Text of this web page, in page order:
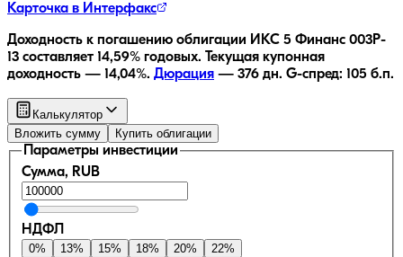
Карточка в Интерфакс
Доходность к погашению облигации ИКС 5 Финанс 003P-
13 составляет 14,59% годовых. Текущая купонная
доходность — 14,04%. Дюрация — 376 дн. G-спред: 105 б.п.
Калькулятор
Вложить сумму
Купить облигации
Параметры инвестиции
Сумма, RUB
НДФЛ
0% 13% 15% 18% 20% 22%